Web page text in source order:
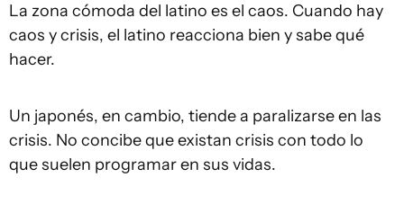
La zona cómoda del latino es el caos. Cuando hay
caos y crisis, el latino reacciona bien y sabe qué
hacer.
Un japonés, en cambio, tiende a paralizarse en las
crisis. No concibe que existan crisis con todo lo
que suelen programar en sus vidas.